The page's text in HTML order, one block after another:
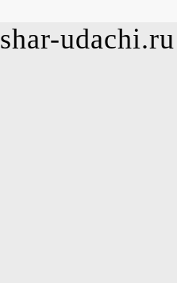
shar-udachi.ru